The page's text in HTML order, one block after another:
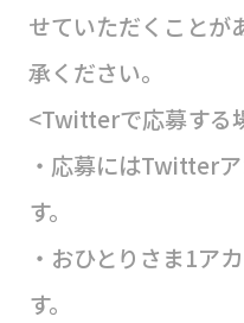
せていただくことが
承ください。
<Twitterで応募する
・応募にはTwitter
す。
・おひとりさま1ア
す。